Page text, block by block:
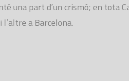
una part d’un crismó; en tota
a Barcelona.